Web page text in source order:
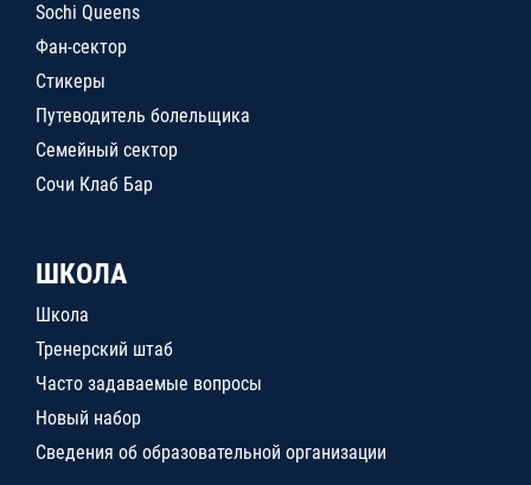
Sochi Queens
Фан-сектор
Стикеры
Путеводитель болельщика
Семейный сектор
Сочи Клаб Бар
ШКОЛА
Школа
Тренерский штаб
Часто задаваемые вопросы
Новый набор
Сведения об образовательной организации